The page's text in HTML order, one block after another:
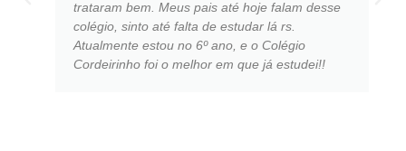
trataram bem. Meus pais até hoje falam desse
colégio, sinto até falta de estudar lá rs.
Atualmente estou no 6º ano, e o Colégio
Cordeirinho foi o melhor em que já estudei!!